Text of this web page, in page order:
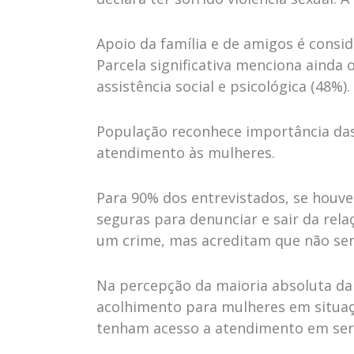
Apoio da família e de amigos é
Parcela significativa menciona ainda
assistência social e psicológica (48%).
População reconhece importância
atendimento às mulheres.
Para 90% dos entrevistados, se
seguras para denunciar e sair da
um crime, mas acreditam que não
Na percepção da maioria absoluta
acolhimento para mulheres em
tenham acesso a atendimento em